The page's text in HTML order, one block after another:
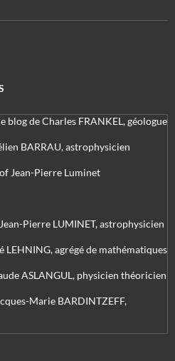
blog de Charles FRANKEL, géologue
BARRAU, astrophysicien
Jean-Pierre Luminet
Pierre LUMINET, astrophysicien
agrégé de mathématiques
ASLANGUL, physicien théoricien
Marie BARDINTZEFF,